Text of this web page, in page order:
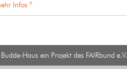
Infos »
Haus ein Projekt des FAIRbund e.V.